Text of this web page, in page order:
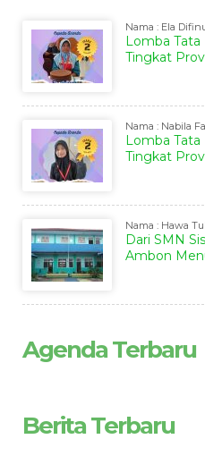
Nama : Ela
Lomba
Tingkat
Nama : Nabila
Lomba Tata
Tingkat
Nama : Hawa
Dari SMN
Ambon
Agenda Terbaru
Berita Terbaru